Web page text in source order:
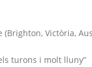
(Brighton, Victòria,
turons i molt lluny”